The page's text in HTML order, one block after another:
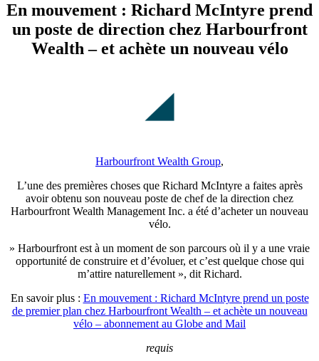
En mouvement : Richard McIntyre prend
un poste de direction chez Harbourfront
Wealth – et achète un nouveau vélo
Harbourfront Wealth Group,
L’une des premières choses que Richard McIntyre a faites après
avoir obtenu son nouveau poste de chef de la direction chez
Harbourfront Wealth Management Inc. a été d’acheter un nouveau
vélo.
» Harbourfront est à un moment de son parcours où il y a une vraie
opportunité de construire et d’évoluer, et c’est quelque chose qui
m’attire naturellement », dit Richard.
En savoir plus : En mouvement : Richard McIntyre prend un poste
de premier plan chez Harbourfront Wealth – et achète un nouveau
vélo – abonnement au Globe and Mail
requis